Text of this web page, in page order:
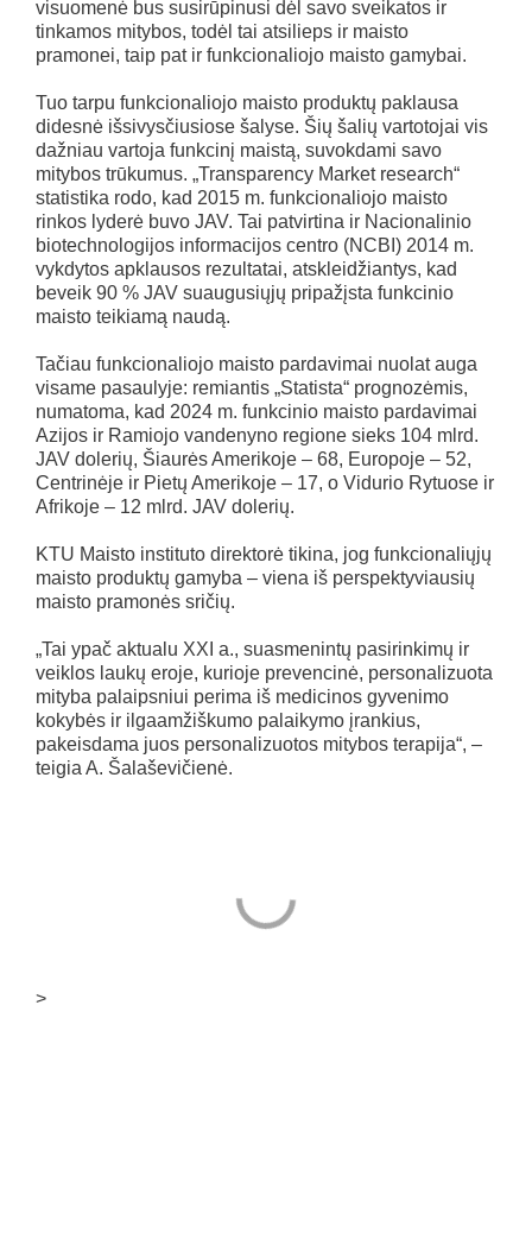
visuomenė bus susirūpinusi dėl savo sveikatos ir
tinkamos mitybos, todėl tai atsilieps ir maisto
pramonei, taip pat ir funkcionaliojo maisto gamybai.
Tuo tarpu funkcionaliojo maisto produktų paklausa
didesnė išsivysčiusiose šalyse. Šių šalių vartotojai vis
dažniau vartoja funkcinį maistą, suvokdami savo
mitybos trūkumus. „Transparency Market research“
statistika rodo, kad 2015 m. funkcionaliojo maisto
rinkos lyderė buvo JAV. Tai patvirtina ir Nacionalinio
biotechnologijos informacijos centro (NCBI) 2014 m.
vykdytos apklausos rezultatai, atskleidžiantys, kad
beveik 90 % JAV suaugusiųjų pripažįsta funkcinio
maisto teikiamą naudą.
Tačiau funkcionaliojo maisto pardavimai nuolat auga
visame pasaulyje: remiantis „Statista“ prognozėmis,
numatoma, kad 2024 m. funkcinio maisto pardavimai
Azijos ir Ramiojo vandenyno regione sieks 104 mlrd.
JAV dolerių, Šiaurės Amerikoje – 68, Europoje – 52,
Centrinėje ir Pietų Amerikoje – 17, o Vidurio Rytuose ir
Afrikoje – 12 mlrd. JAV dolerių.
KTU Maisto instituto direktorė tikina, jog funkcionaliųjų
maisto produktų gamyba – viena iš perspektyviausių
maisto pramonės sričių.
„Tai ypač aktualu XXI a., suasmenintų pasirinkimų ir
veiklos laukų eroje, kurioje prevencinė, personalizuota
mityba palaipsniui perima iš medicinos gyvenimo
kokybės ir ilgaamžiškumo palaikymo įrankius,
pakeisdama juos personalizuotos mitybos terapija“, –
teigia A. Šalaševičienė.
>